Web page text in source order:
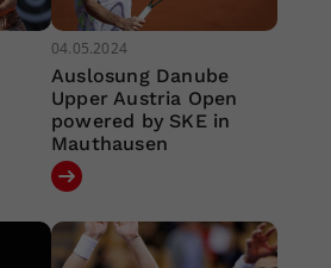
04.05.2024
Auslosung Danube
Upper Austria Open
powered by SKE in
Mauthausen